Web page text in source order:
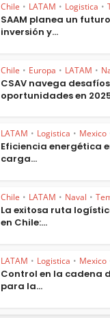
Chile • LATAM • Logistica •
SAAM planea un
inversión y...
Chile • Europa • LATAM •
CSAV navega
oportunidades en
LATAM • Logistica • Mexico
Eficiencia energética
carga...
Chile • LATAM • Naval •
La exitosa ruta
en Chile:...
LATAM • Logistica • Mexico
Control en la cadena
para la...